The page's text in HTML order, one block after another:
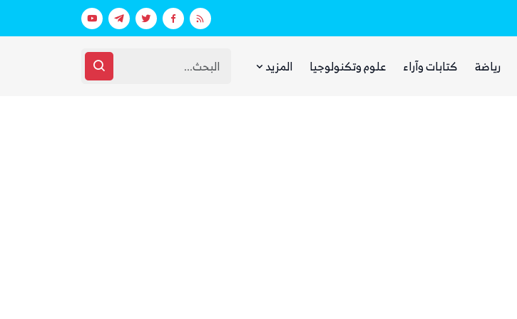
رياضة كتابات وآراء علوم وتكنولوجيا المزيد